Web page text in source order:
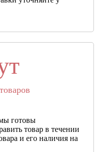
готовы
товар в течении
и его наличия на